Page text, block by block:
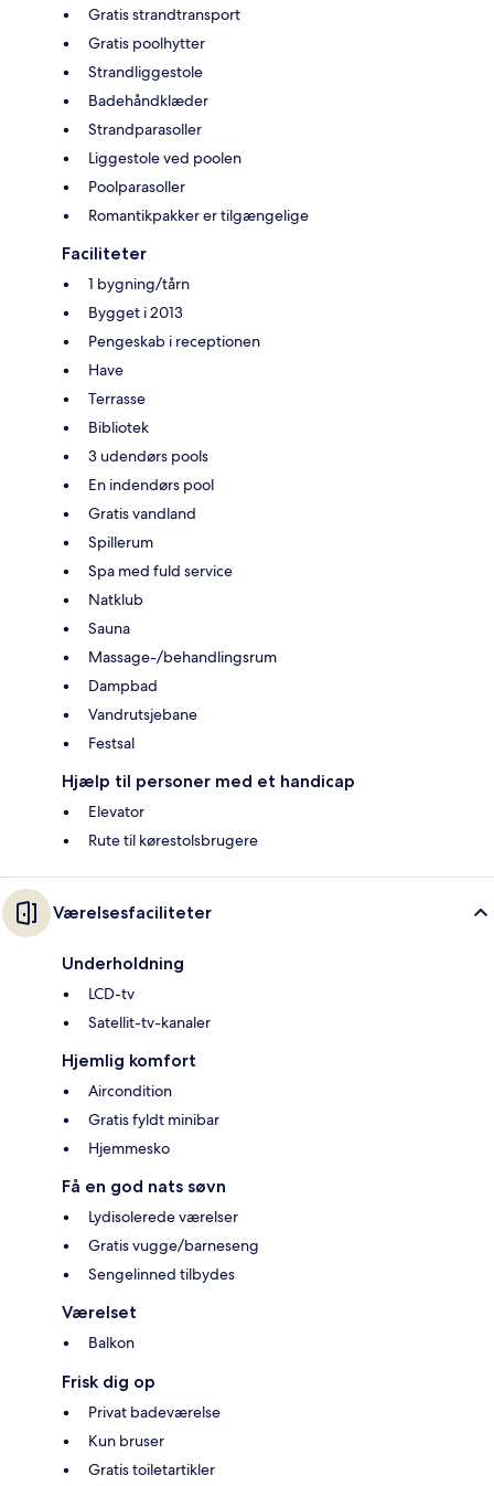
Gratis strandtransport
Gratis poolhytter
Strandliggestole
Badehåndklæder
Strandparasoller
Liggestole ved poolen
Poolparasoller
Romantikpakker er tilgængelige
Faciliteter
1 bygning/tårn
Bygget i 2013
Pengeskab i receptionen
Have
Terrasse
Bibliotek
3 udendørs pools
En indendørs pool
Gratis vandland
Spillerum
Spa med fuld service
Natklub
Sauna
Massage-/behandlingsrum
Dampbad
Vandrutsjebane
Festsal
Hjælp til personer med et handicap
Elevator
Rute til kørestolsbrugere
Værelsesfaciliteter
Underholdning
LCD-tv
Satellit-tv-kanaler
Hjemlig komfort
Aircondition
Gratis fyldt minibar
Hjemmesko
Få en god nats søvn
Lydisolerede værelser
Gratis vugge/barneseng
Sengelinned tilbydes
Værelset
Balkon
Frisk dig op
Privat badeværelse
Kun bruser
Gratis toiletartikler